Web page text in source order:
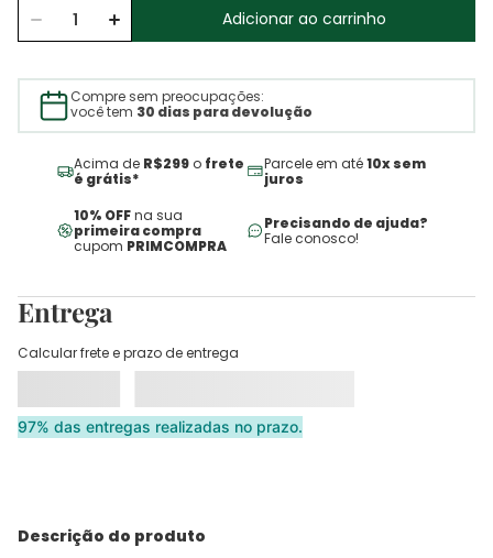
Adicionar ao carrinho
Compre sem preocupações:
você tem 30 dias para devolução
Acima de R$299 o frete
é grátis*
Parcele em até10x sem
juros
10% OFFna sua
primeira compra
cupom PRIMCOMPRA
Precisando de ajuda?
Fale conosco!
Entrega
Calcular frete e prazo de entrega
97% das entregas realizadas no prazo.
Descrição do produto